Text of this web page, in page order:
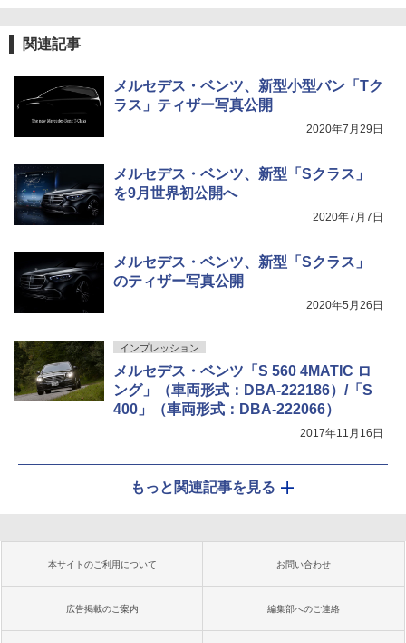
関連記事
メルセデス・ベンツ、新型小型バン「Tク
ラス」ティザー写真公開
2020年7月29日
メルセデス・ベンツ、新型「Sクラス」
を9月世界初公開へ
2020年7月7日
メルセデス・ベンツ、新型「Sクラス」
のティザー写真公開
2020年5月26日
インプレッション
メルセデス・ベンツ「S 560 4MATIC ロ
ング」（車両形式：DBA-222186）/「S
400」（車両形式：DBA-222066）
2017年11月16日
もっと関連記事を見る
本サイトのご利用について お問い合わせ
広告掲載のご案内 編集部へのご連絡